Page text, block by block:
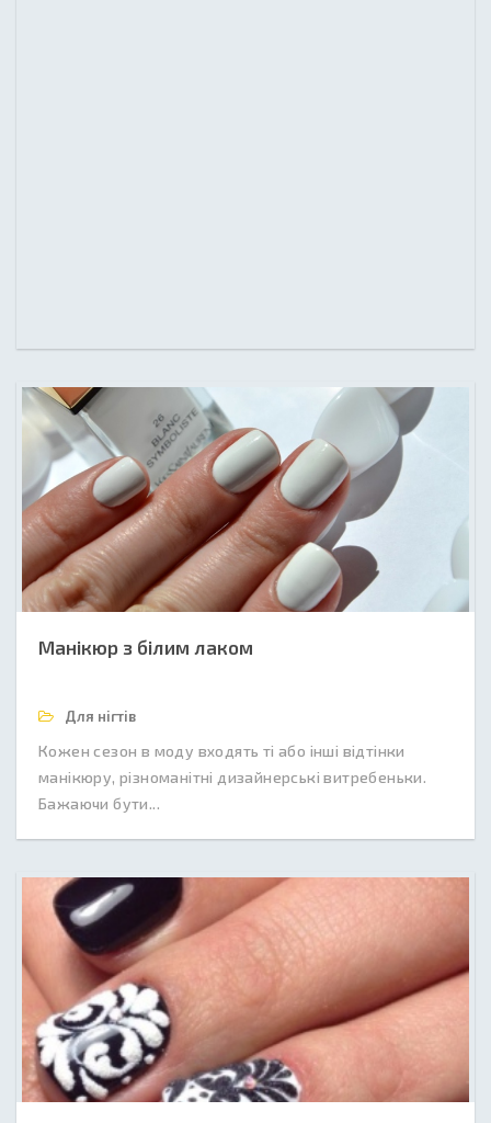
Манікюр з білим лаком
Для нігтів
Кожен сезон в моду входять ті або інші відтінки
манікюру, різноманітні дизайнерські витребеньки.
Бажаючи бути...